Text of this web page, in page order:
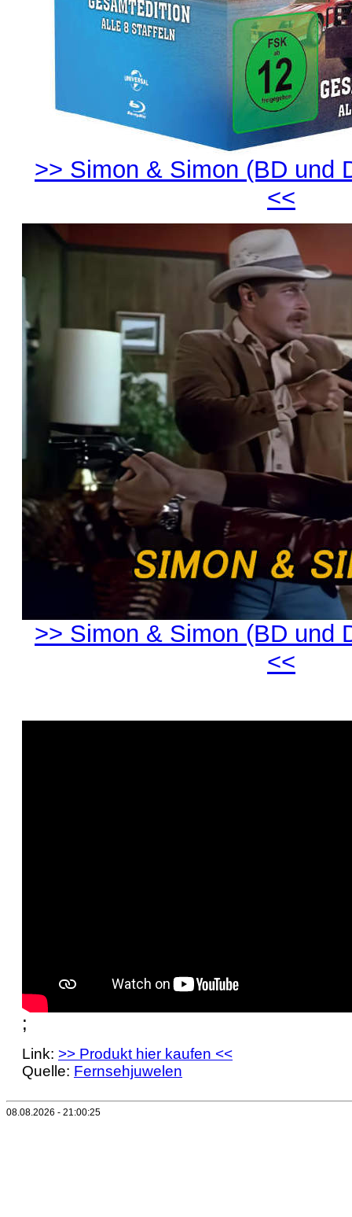
>> Simon & Simon (BD und
<<
>> Simon & Simon (BD und
<<
;
Link: >> Produkt hier kaufen <<
Quelle: Fernsehjuwelen
08.08.2026 - 21:00:25